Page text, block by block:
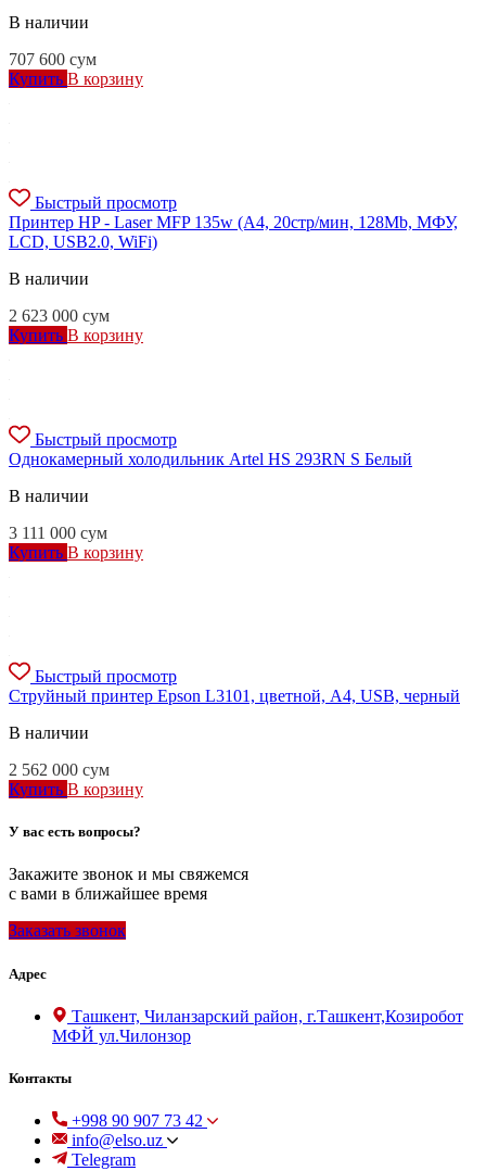
В наличии
707 600 сум
Купить В корзину
Быстрый просмотр
Принтер HP - Laser MFP 135w (A4, 20стр/мин, 128Mb, МФУ,
LCD, USB2.0, WiFi)
В наличии
2 623 000 сум
Купить В корзину
Быстрый просмотр
Однокамерный холодильник Artel HS 293RN S Белый
В наличии
3 111 000 сум
Купить В корзину
Быстрый просмотр
Струйный принтер Epson L3101, цветной, A4, USB, черный
В наличии
2 562 000 сум
Купить В корзину
У вас есть вопросы?
Закажите звонок и мы свяжемся
с вами в ближайшее время
Заказать звонок
Адрес
Ташкент, Чиланзарский район, г.Ташкент,Козиробот
МФЙ ул.Чилонзор
Контакты
+998 90 907 73 42
info@elso.uz
Telegram